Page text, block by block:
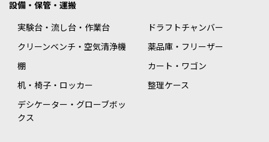
設備・保管・運搬
実験台・流し台・作業台
ドラフトチャンバー
クリーンベンチ・空気清浄機
薬品庫・フリーザー
棚
カート・ワゴン
机・椅子・ロッカー
整理ケース
デシケーター・グローブボッ
クス